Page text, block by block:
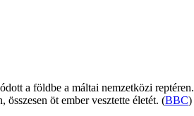
a földbe a máltai nemzetközi
öt ember vesztette életét. (BBC)